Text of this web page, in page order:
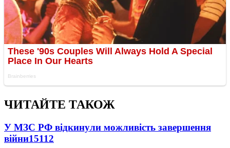
ЧИТАЙТЕ ТАКОЖ
У МЗС РФ відкинули можливість завершення
війни15112